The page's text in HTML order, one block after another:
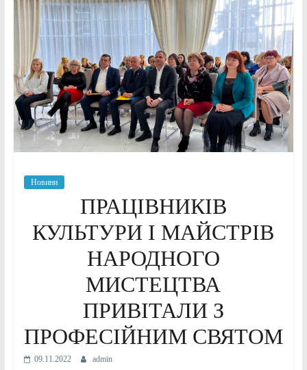
Новини
ПРАЦІВНИКІВ
КУЛЬТУРИ І МАЙСТРІВ
НАРОДНОГО
МИСТЕЦТВА
ПРИВІТАЛИ З
ПРОФЕСІЙНИМ СВЯТОМ
09.11.2022 admin